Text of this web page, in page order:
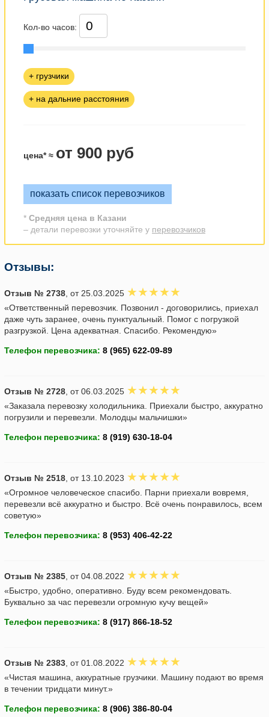
Кол-во часов:
+ грузчики
+ на дальние расстояния
цена* ≈ от 900 руб
показать список перевозчиков
* Средняя цена в Казани
– детали перевозки уточняйте у перевозчиков
Отзывы:
Отзыв № 2738 , от 25.03.2025
«Ответственный перевозчик. Позвонил - договорились, приехал
даже чуть заранее, очень пунктуальный. Помог с погрузкой
разгрузкой. Цена адекватная. Спасибо. Рекомендую»
Телефон перевозчика:
Отзыв № 2728 , от 06.03.2025
«Заказала перевозку холодильника. Приехали быстро, аккуратно
погрузили и перевезли. Молодцы мальчишки»
Телефон перевозчика:
Отзыв № 2518 , от 13.10.2023
«Огромное человеческое спасибо. Парни приехали вовремя,
перевезли всё аккуратно и быстро. Всё очень понравилось, всем
советую»
Телефон перевозчика:
Отзыв № 2385 , от 04.08.2022
«Быстро, удобно, оперативно. Буду всем рекомендовать.
Буквально за час перевезли огромную кучу вещей»
Телефон перевозчика:
Отзыв № 2383 , от 01.08.2022
«Чистая машина, аккуратные грузчики. Машину подают во время
в течении тридцати минут.»
Телефон перевозчика: